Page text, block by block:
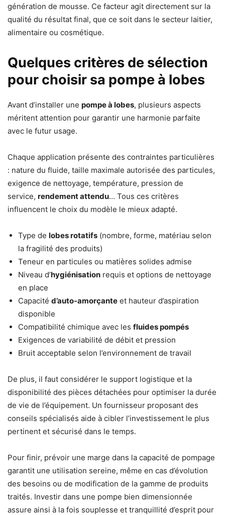
génération de mousse. Ce facteur agit directement sur la
qualité du résultat final, que ce soit dans le secteur laitier,
alimentaire ou cosmétique.
Quelques critères de sélection
pour choisir sa pompe à lobes
Avant d’installer une pompe à lobes, plusieurs aspects
méritent attention pour garantir une harmonie parfaite
avec le futur usage.
Chaque application présente des contraintes particulières
: nature du fluide, taille maximale autorisée des particules,
exigence de nettoyage, température, pression de
service, rendement attendu… Tous ces critères
influencent le choix du modèle le mieux adapté.
Type de lobes rotatifs (nombre, forme, matériau selon
la fragilité des produits)
Teneur en particules ou matières solides admise
Niveau d’hygiénisation requis et options de nettoyage
en place
Capacité d’auto-amorçante et hauteur d’aspiration
disponible
Compatibilité chimique avec les fluides pompés
Exigences de variabilité de débit et pression
Bruit acceptable selon l’environnement de travail
De plus, il faut considérer le support logistique et la
disponibilité des pièces détachées pour optimiser la durée
de vie de l’équipement. Un fournisseur proposant des
conseils spécialisés aide à cibler l’investissement le plus
pertinent et sécurisé dans le temps.
Pour finir, prévoir une marge dans la capacité de pompage
garantit une utilisation sereine, même en cas d’évolution
des besoins ou de modification de la gamme de produits
traités. Investir dans une pompe bien dimensionnée
assure ainsi à la fois souplesse et tranquillité d’esprit pour